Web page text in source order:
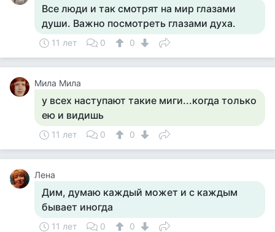
Все люди и так смотрят на мир глазами
души. Важно посмотреть глазами духа.
11 лет 0 0
Мила Мила
у всех наступают такие миги...когда только
ею и видишь
11 лет 0 0
Лена
Дим, думаю каждый может и с каждым
бывает иногда
11 лет 0 0